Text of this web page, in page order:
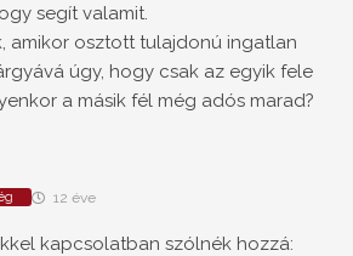
segít valamit.
amikor osztott tulajdonú ingatlan
úgy, hogy csak az egyik fele
a másik fél még adós marad?
12 éve
kapcsolatban szólnék hozzá: